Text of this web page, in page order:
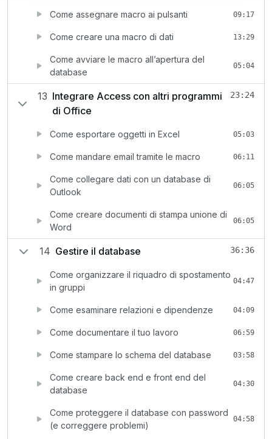
Come assegnare macro ai pulsanti 09:17
Come creare una macro di dati 13:29
Come avviare le macro all’apertura del
database
05:04
13 Integrare Access con altri programmi
di Office
23:24
Come esportare oggetti in Excel 05:03
Come mandare email tramite le macro 06:11
Come collegare dati con un database di
Outlook
06:05
Come creare documenti di stampa unione di
Word
06:05
14 Gestire il database 36:36
Come organizzare il riquadro di spostamento
in gruppi
04:47
Come esaminare relazioni e dipendenze 04:09
Come documentare il tuo lavoro 06:59
Come stampare lo schema del database 03:58
Come creare back end e front end del
database
04:30
Come proteggere il database con password
(e correggere problemi)
04:58